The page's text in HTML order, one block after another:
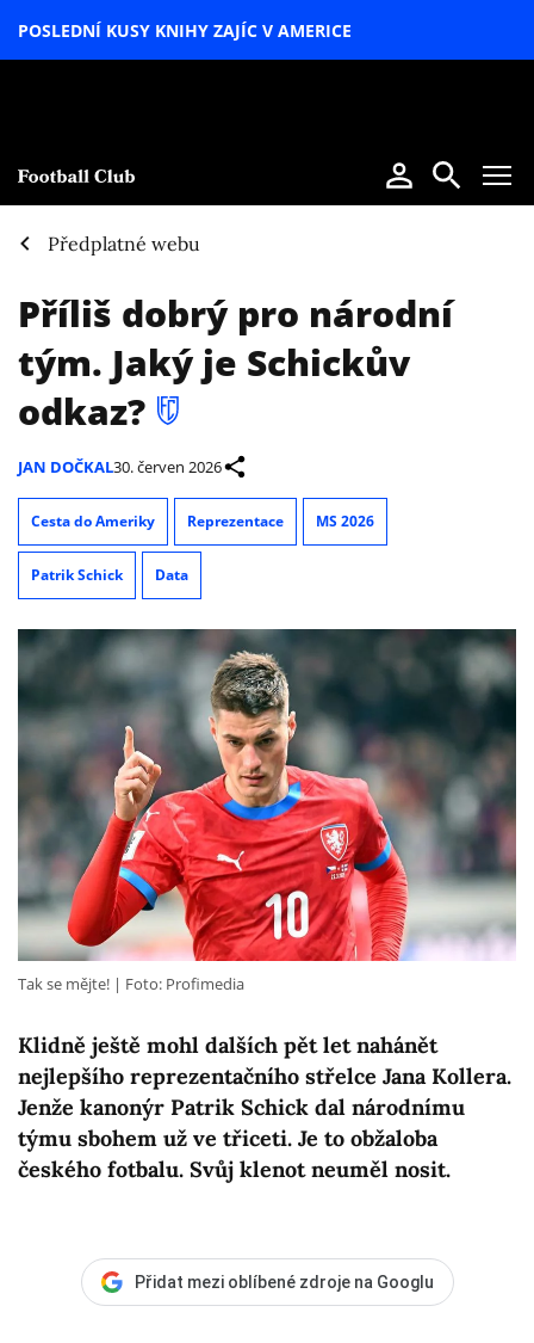
POSLEDNÍ KUSY KNIHY ZAJÍC V AMERICE
Předplatné webu
Příliš dobrý pro národní
tým. Jaký je Schickův
odkaz?
JAN DOČKAL30. červen 2026
Cesta do Ameriky Reprezentace MS 2026
Patrik Schick Data
Klidně ještě mohl dalších pět let nahánět
nejlepšího reprezentačního střelce Jana Kollera.
Jenže kanonýr Patrik Schick dal národnímu
týmu sbohem už ve třiceti. Je to obžaloba
českého fotbalu. Svůj klenot neuměl nosit.
Tak se mějte! Foto: Profimedia
Přidat mezi oblíbené zdroje na Googlu